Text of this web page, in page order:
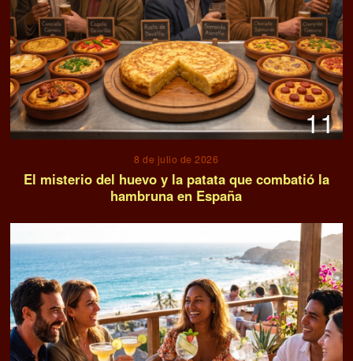
11
8 de julio de 2026
El misterio del huevo y la patata que combatió la
hambruna en España